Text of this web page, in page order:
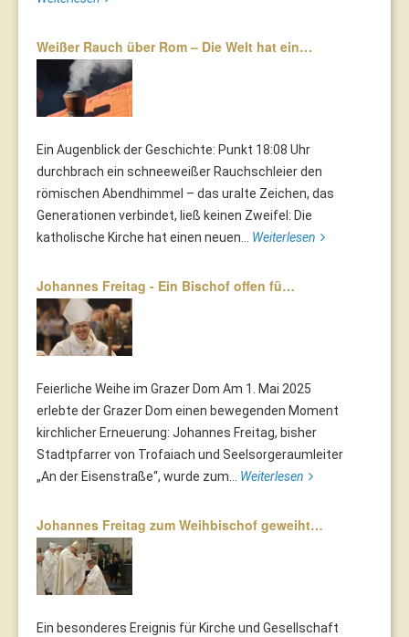
Weißer Rauch über Rom – Die Welt hat ein…
Ein Augenblick der Geschichte: Punkt 18:08 Uhr
durchbrach ein schneeweißer Rauchschleier den
römischen Abendhimmel – das uralte Zeichen, das
Generationen verbindet, ließ keinen Zweifel: Die
katholische Kirche hat einen neuen... Weiterlesen
Johannes Freitag - Ein Bischof offen fü…
Feierliche Weihe im Grazer Dom Am 1. Mai 2025
erlebte der Grazer Dom einen bewegenden Moment
kirchlicher Erneuerung: Johannes Freitag, bisher
Stadtpfarrer von Trofaiach und Seelsorgeraumleiter
„An der Eisenstraße“, wurde zum... Weiterlesen
Johannes Freitag zum Weihbischof geweiht…
Ein besonderes Ereignis für Kirche und Gesellschaft